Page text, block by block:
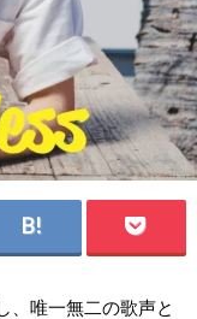
、唯一無二の歌声と